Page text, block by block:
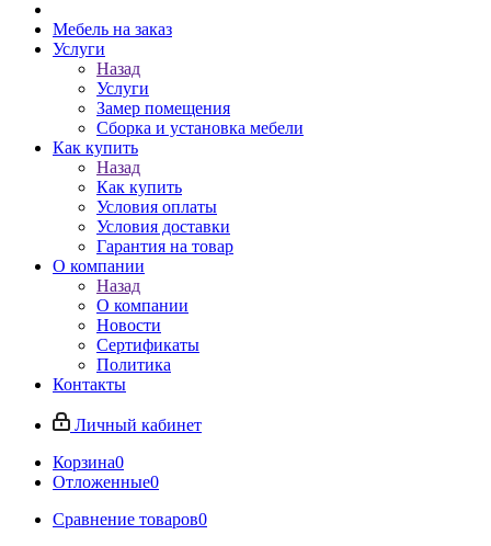
Мебель на заказ
Услуги
Назад
Услуги
Замер помещения
Сборка и установка мебели
Как купить
Назад
Как купить
Условия оплаты
Условия доставки
Гарантия на товар
О компании
Назад
О компании
Новости
Сертификаты
Политика
Контакты
Личный кабинет
Корзина0
Отложенные0
Сравнение товаров0